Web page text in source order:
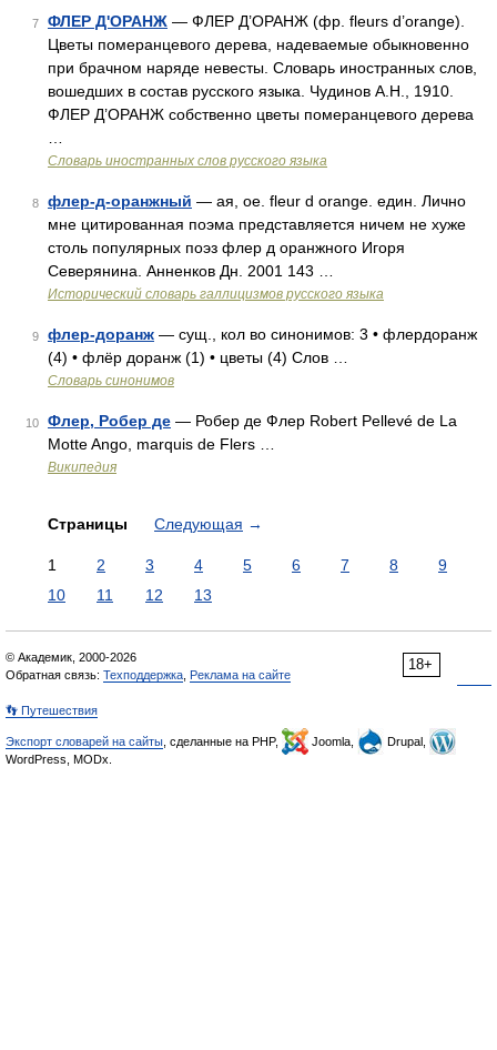
7 ФЛЕР Д'ОРАНЖ — ФЛЕР Д’ОРАНЖ (фр. fleurs d’orange).
Цветы померанцевого дерева, надеваемые обыкновенно
при брачном наряде невесты. Словарь иностранных слов,
вошедших в состав русского языка. Чудинов А.Н., 1910.
ФЛЕР Д’ОРАНЖ собственно цветы померанцевого дерева
Словарь иностранных слов русского языка
8 флер-д-оранжный — ая, ое. fleur d orange. един. Лично
мне цитированная поэма представляется ничем не хуже
столь популярных поэз флер д оранжного Игоря
Северянина. Анненков Дн. 2001 143 …
Исторический словарь галлицизмов русского языка
9 флер-доранж — сущ., кол во синонимов: 3 • флердоранж
(4) • флёр доранж (1) • цветы (4) Слов …
Словарь синонимов
10 Флер, Робер де — Робер де Флер Robert Pellevé de La
Motte Ango, marquis de Flers …
Википедия
Страницы Следующая →
1 2 3 4 5 6 7 8
9
10
11 12 13
18+
© Академик, 2000-2026
Обратная связь: Техподдержка Реклама на сайте
👣 Путешествия
Экспорт словарей на сайты , сделанные на PHP, Joomla,
Drupal,
WordPress, MODx.